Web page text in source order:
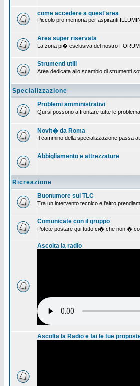
come accedere a quest'area
Piccolo pro memoria per aspiranti
Area super riservata
La zona pi� esclusiva del nostro FORUM
Strumenti utili
Area dedicata allo scambio di strumenti
Specializzazione
Problemi amministrativi
Qui si possono affrontare tutte le
Novit� da Roma
Il cammino della specializzazione passa
Abbigliamento e attrezzature
Ricreazione
Buonumore sui TLC
Tra un intervento tecnico e l'altro
Comunicate con il gruppo
Potete postare qui tutto ci� che non �
Ascolta la radio
Ascolta la Radio e fai le tue